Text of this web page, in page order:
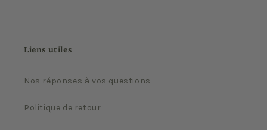
Liens utiles
Nos réponses à vos questions
Politique de retour